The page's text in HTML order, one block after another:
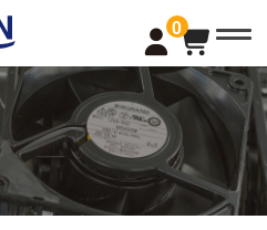
0
t
o
g
l
e
a
v
i
g
a